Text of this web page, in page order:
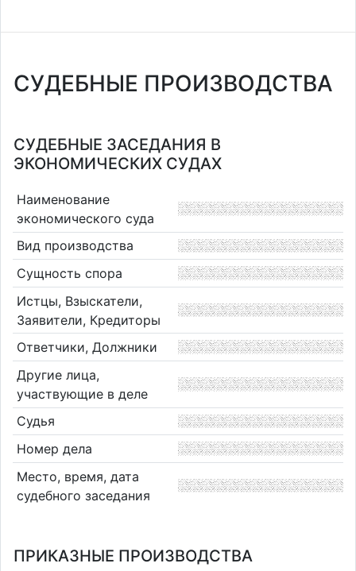
СУДЕБНЫЕ ПРОИЗВОДСТВА
СУДЕБНЫЕ ЗАСЕДАНИЯ В
ЭКОНОМИЧЕСКИХ СУДАХ
Наименование
экономического суда
Вид производства
Сущность спора
Истцы, Взыскатели,
Заявители, Кредиторы
Ответчики, Должники
Другие лица,
участвующие в деле
Судья
Номер дела
Место, время, дата
судебного заседания
ПРИКАЗНЫЕ ПРОИЗВОДСТВА